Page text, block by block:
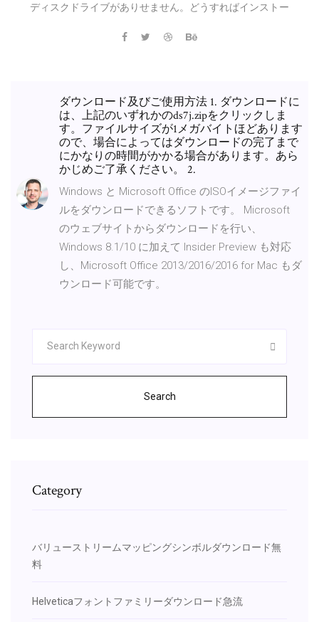
ディスクドライブがありせません。どうすればインストー
ダウンロード及びご使用方法 1. ダウンロードに
は、上記のいずれかのds7j.zipをクリックしま
す。ファイルサイズが1メガバイトほどあります
ので、場合によってはダウンロードの完了まで
にかなりの時間がかかる場合があります。あら
かじめご了承ください。 2.
Windows と Microsoft Office のISOイメージファイ
ルをダウンロードできるソフトです。 Microsoft
のウェブサイトからダウンロードを行い、
Windows 8.1/10 に加えて Insider Preview も対応
し、Microsoft Office 2013/2016/2016 for Mac もダ
ウンロード可能です。
Search
Category
バリューストリームマッピングシンボルダウンロード無
料
Helveticaフォントファミリーダウンロード急流